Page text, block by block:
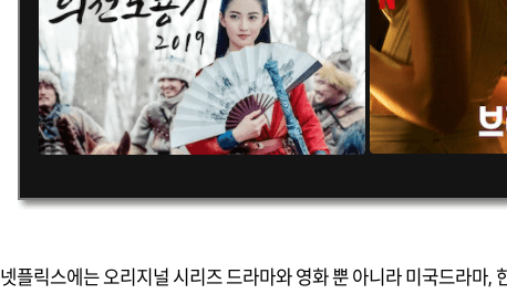
넷플릭스에는 오리지널 시리즈 드라마와 영화 뿐 아니라 미국드라마,